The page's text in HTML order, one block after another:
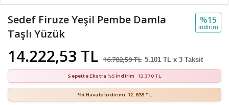
Sedef Firuze Yeşil Pembe Damla
Taşlı Yüzük
14.222,53 TL 16.782,59 TL
%15
i̇ndi̇ri̇m
5.101 TL x 3 Taksit
Sepette Ekstra %5 İndirim 13.370 TL
%4 Havale İndirimi 12.835 TL